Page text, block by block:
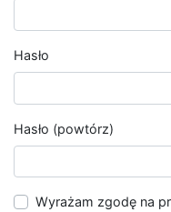
Hasło
Hasło (powtórz)
Wyrażam zgodę na